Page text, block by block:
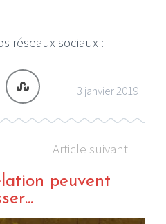
réseaux sociaux :
3 janvier 2019
Article suivant
peuvent